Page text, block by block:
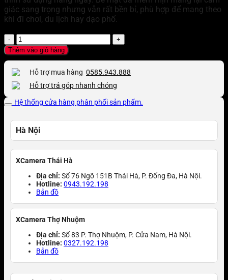
giác sang trọng nhưng vẫn rất bền bỉ, phù hợp để mang theo
khi đi chơi, du lịch hay dạo phố.
Túi
máy
ảnh
FUJIFILM
-
da
cấp,
rút
số
Thêm vào giỏ hàng
Hỗ trợ mua hàng 0585.943.888
Hỗ trợ trả góp nhanh chóng
Hệ thống cửa hàng phân phối sản phẩm.
Hà Nội
XCamera Thái Hà
Địa chỉ: Số 76 Ngõ 151B Thái Hà, P. Đống Đa, Hà Nội.
Hotline: 0943.192.198
Bản đồ
XCamera Thợ Nhuộm
Địa chỉ: Số 83 P. Thợ Nhuộm, P. Cửa Nam, Hà Nội.
Hotline: 0327.192.198
Bản đồ